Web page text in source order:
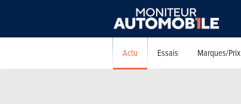
Actu Essais Marques/Prix